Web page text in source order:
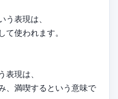
う表現は、
て使われます。
表現は、
、満喫するという意味で